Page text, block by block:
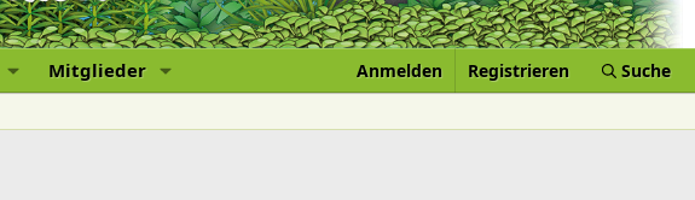
Mitglieder Anmelden Registrieren Suche